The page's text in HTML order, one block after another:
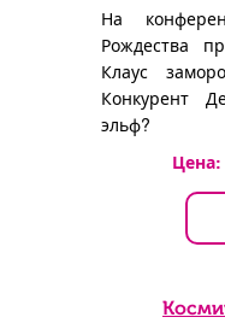
На
Рождества
Клаус
Конкурент
эльф?
Цена: